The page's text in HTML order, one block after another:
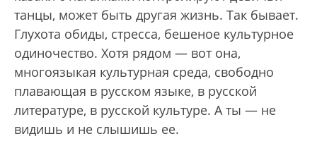
танцы, может быть другая жизнь. Так бывает.
Глухота обиды, стресса, бешеное культурное
одиночество. Хотя рядом — вот она,
многоязыкая культурная среда, свободно
плавающая в русском языке, в русской
литературе, в русской культуре. А ты — не
видишь и не слышишь ее.